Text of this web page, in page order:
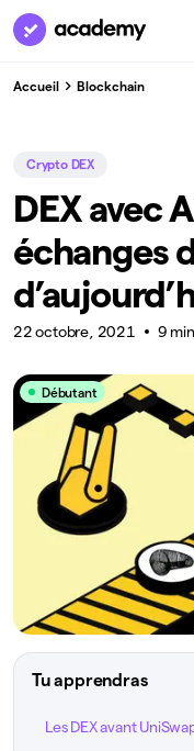
Accueil Blockchain
Crypto DEX
DEX avec
échanges
22 octobre, 2021 9 min
Débutant
Tu apprendras
Les DEX avant